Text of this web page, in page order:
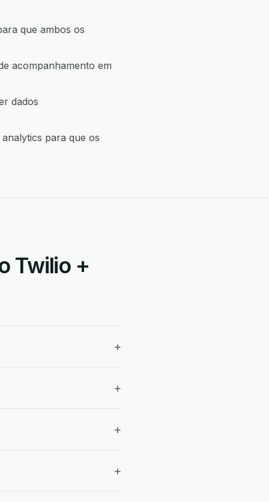
que ambos os
acompanhamento em
dados
para que os
Twilio +
+
+
+
+